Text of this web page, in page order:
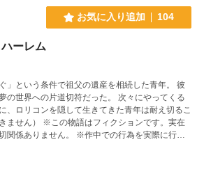
お気に入り追加 104
ーレム
」という条件で祖父の遺産を相続した青年。 彼
の世界への片道切符だった。 次々にやってくる
、ロリコンを隠して生きてきた青年は耐え切るこ
ションです。実在
関係ありません。 ※作中での行為を実際に行っ
可能性がありますのでご注意ください。